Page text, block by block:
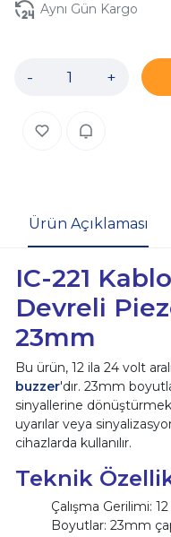
Aynı Gün Kargo
- +
Ürün Açıklaması
IC-221
Devreli
23mm
Bu ürün, 12 ila 24 volt
buzzer'dır. 23mm
sinyallerine dönüştürmek
uyarılar veya
cihazlarda kullanılır.
Teknik
Çalışma Gerilimi:
Boyutlar: 23mm